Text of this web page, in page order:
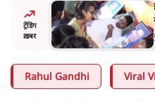
ट्रेंडिंग
ख़बर
Rahul Gandhi Viral